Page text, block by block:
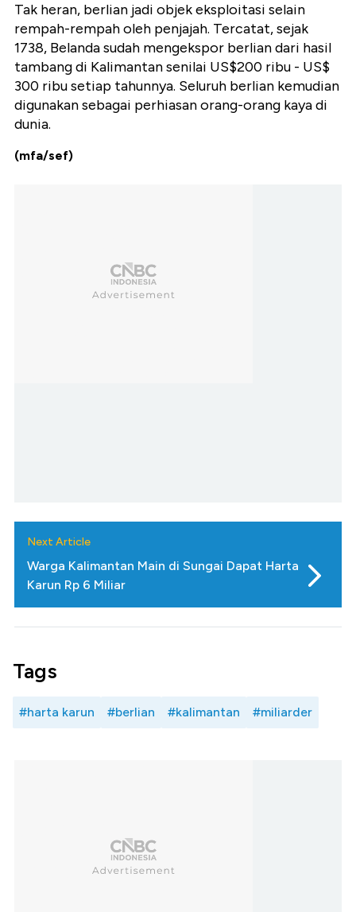
Tak heran, berlian jadi objek eksploitasi selain
rempah-rempah oleh penjajah. Tercatat, sejak
1738, Belanda sudah mengekspor berlian dari hasil
tambang di Kalimantan senilai US$200 ribu - US$
300 ribu setiap tahunnya. Seluruh berlian kemudian
digunakan sebagai perhiasan orang-orang kaya di
dunia.
(mfa/sef)
Next Article
Warga Kalimantan Main di Sungai Dapat Harta
Karun Rp 6 Miliar
Tags
#harta karun #berlian #kalimantan #miliarder